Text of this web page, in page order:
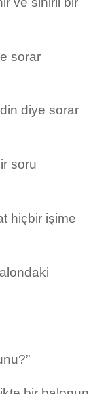
sorar
diye sorar
soru
hiçbir işime